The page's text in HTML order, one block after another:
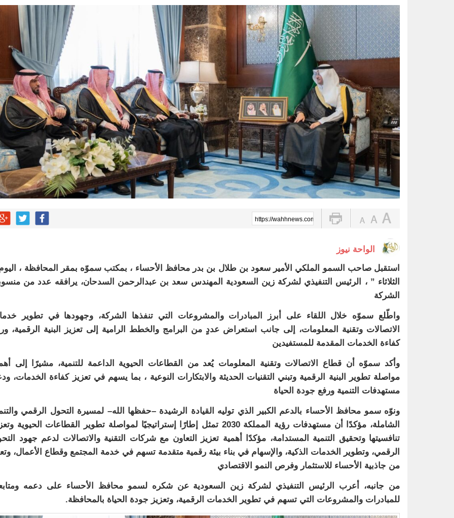
الواحة نيوز صحيفة ترصد نبض الأحساء لحظة بلحظة
النصر بطل غرب آسيا للأندية للسيدات عقب فوزه على الهلال برباعية
قبيل ملحق أبطال آسيا.. طرح تذاكر مباراة الاتحاد والجزيرة الإماراتي للبيع
بالأسماء.. منح وسام الملك عبدالعزيز لـ200 متبرع بأعضائهم
أمانة الشرقية تُرخص 74 لوحة إعلانية بالظهران للحفاظ على المشهد الحضري
أمير الشرقية يؤكد أهمية الاستفادة من التقنيات الحديثة لخدمة الأشخاص ذوي الإعاقة السمعية
14 ألف زيارة ميدانية لتعزيز السلامة والالتزام بكود البناء في الأحساء
https://wahhnews.com/?p=104908
الواحة نيوز
استقبل صاحب السمو الملكي الأمير سعود بن طلال بن بدر محافظ الأحساء ، بمكتب سموّه بمقر المحافظة ،
الثلاثاء ” ، الرئيس التنفيذي لشركة زين السعودية المهندس سعد بن عبدالرحمن السدحان، يرافقه عدد من
الشركة
واطّلع سموّه خلال اللقاء على أبرز المبادرات والمشروعات التي تنفذها الشركة، وجهودها في تطوير
الاتصالات وتقنية المعلومات، إلى جانب استعراض عددٍ من البرامج والخطط الرامية إلى تعزيز البنية الرقمية،
كفاءة الخدمات المقدمة للمستفيدين
وأكد سموّه أن قطاع الاتصالات وتقنية المعلومات يُعد من القطاعات الحيوية الداعمة للتنمية، مشيرًا إلى
مواصلة تطوير البنية الرقمية وتبني التقنيات الحديثة والابتكارات النوعية ، بما يسهم في تعزيز كفاءة الخدمات،
مستهدفات التنمية ورفع جودة الحياة
ونوّه سمو محافظ الأحساء بالدعم الكبير الذي توليه القيادة الرشيدة –حفظها الله– لمسيرة التحول الرقمي
الشاملة، مؤكدًا أن مستهدفات رؤية المملكة 2030 تمثل إطارًا إستراتيجيًا لمواصلة تطوير القطاعات الحيوية
تنافسيتها وتحقيق التنمية المستدامة، مؤكدًا أهمية تعزيز التعاون مع شركات التقنية والاتصالات لدعم جهود
الرقمي، وتطوير الخدمات الذكية، والإسهام في بناء بيئة رقمية متقدمة تسهم في خدمة المجتمع وقطاع الأعمال،
من جاذبية الأحساء للاستثمار وفرص النمو الاقتصادي
من جانبه، أعرب الرئيس التنفيذي لشركة زين السعودية عن شكره لسمو محافظ الأحساء على دعمه
للمبادرات والمشروعات التي تسهم في تطوير الخدمات الرقمية، وتعزيز جودة الحياة بالمحافظة.